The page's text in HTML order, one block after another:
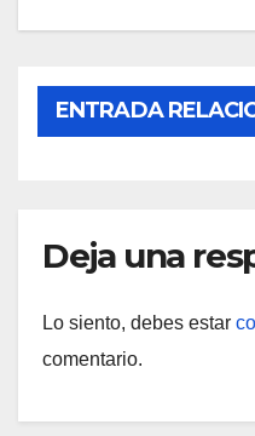
ENTRADA
Deja una
Lo siento, debes estar
comentario.